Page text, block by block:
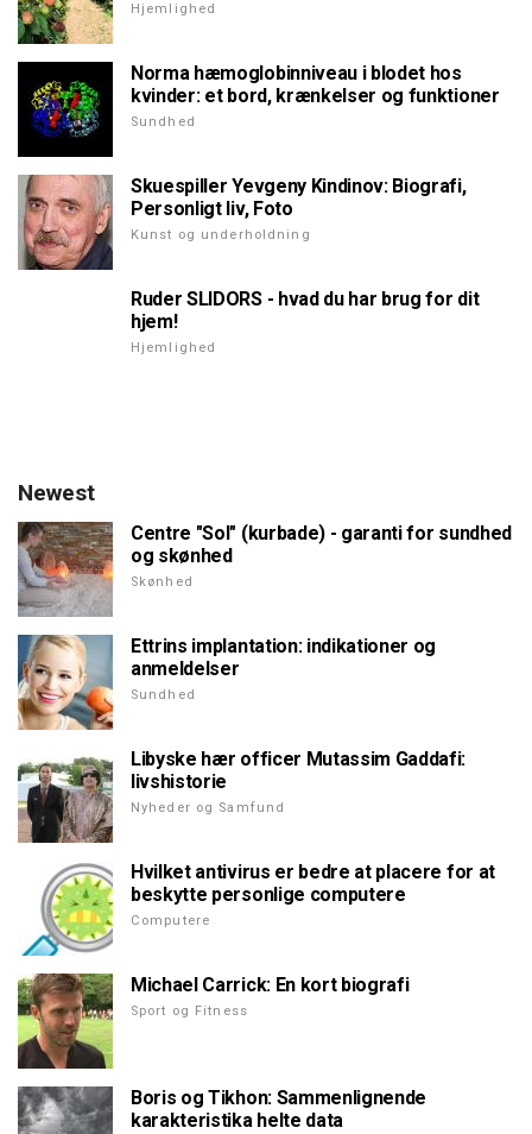
Hjemlighed
Norma hæmoglobinniveau i blodet hos
kvinder: et bord, krænkelser og funktioner
Sundhed
Skuespiller Yevgeny Kindinov: Biografi,
Personligt liv, Foto
Kunst og underholdning
Ruder SLIDORS - hvad du har brug for dit
hjem!
Hjemlighed
Newest
Centre "Sol" (kurbade) - garanti for sundhed
og skønhed
Skønhed
Ettrins implantation: indikationer og
anmeldelser
Sundhed
Libyske hær officer Mutassim Gaddafi:
livshistorie
Nyheder og Samfund
Hvilket antivirus er bedre at placere for at
beskytte personlige computere
Computere
Michael Carrick: En kort biografi
Sport og Fitness
Boris og Tikhon: Sammenlignende
karakteristika helte data